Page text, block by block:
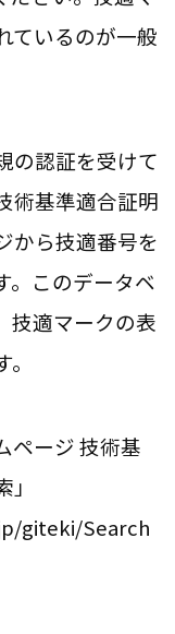
ているのが一般
の認証を受けて
術基準適合証明
から技適番号を
。このデータベ
技適マークの表
ページ 技術基
giteki/Search